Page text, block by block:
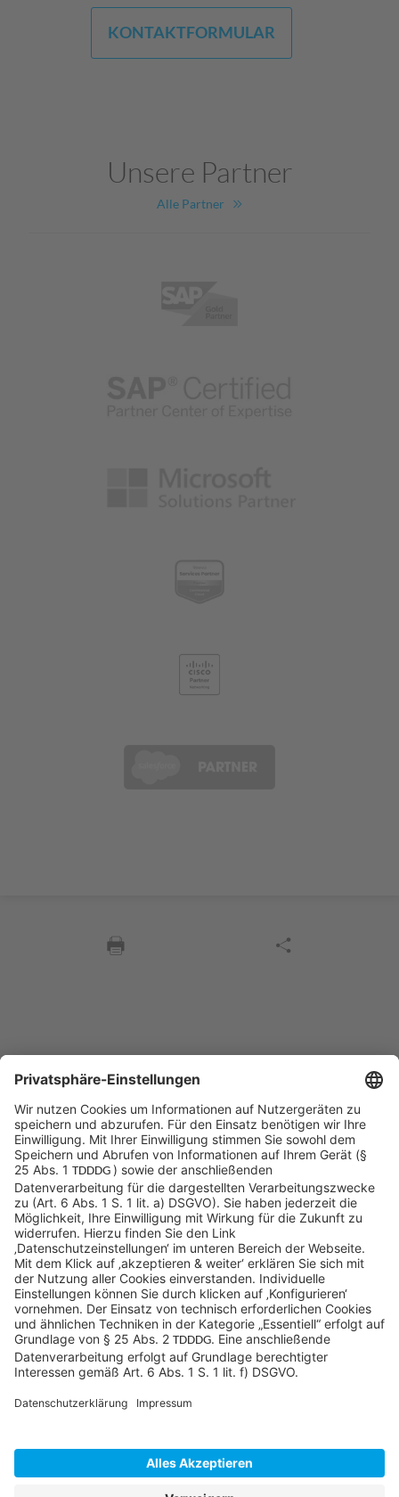
KONTAKTFORMULAR
Unsere Partner
Alle Partner
Sycor Kontakt
info@sycor.de
+49 551 490 0
©SYCOR GmbH
Impressum
Datenschutz
Cookies & Tracking